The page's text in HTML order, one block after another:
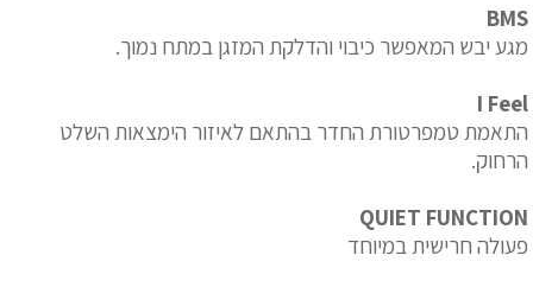
BMS
מגע יבש המאפשר כיבוי והדלקת המזגן במתח נמוך.
I Feel
התאמת טמפרטורת החדר בהתאם לאיזור הימצאות השלט
הרחוק.
QUIET FUNCTION
פעולה חרישית במיוחד